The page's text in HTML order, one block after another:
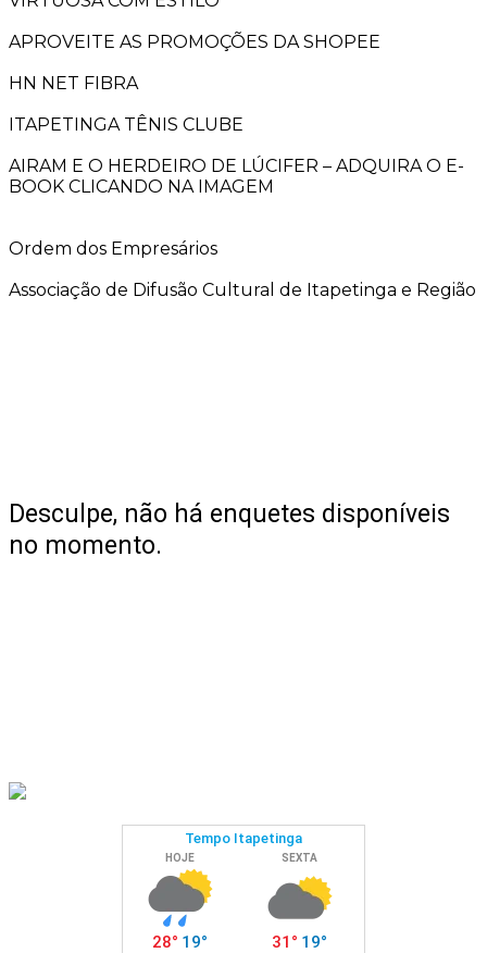
APROVEITE AS PROMOÇÕES DA SHOPEE
HN NET FIBRA
ITAPETINGA TÊNIS CLUBE
AIRAM E O HERDEIRO DE LÚCIFER – ADQUIRA O E-
BOOK CLICANDO NA IMAGEM
Ordem dos Empresários
Associação de Difusão Cultural de Itapetinga e Região
Desculpe, não há enquetes disponíveis
no momento.